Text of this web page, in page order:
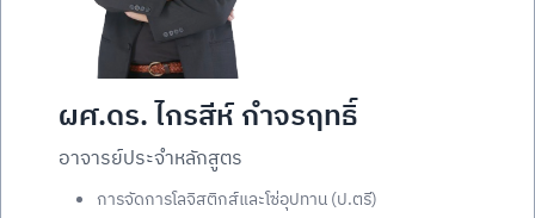
ผศ.ดร. ไกรสีห์ กำจรฤทธิ์
อาจารย์ประจำหลักสูตร
การจัดการโลจิสติกส์และโซ่อุปทาน (ป.ตรี)